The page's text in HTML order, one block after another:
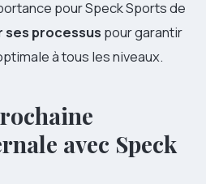
pour Speck Sports de
ses processus pour garantir
à tous les niveaux.
avec Speck